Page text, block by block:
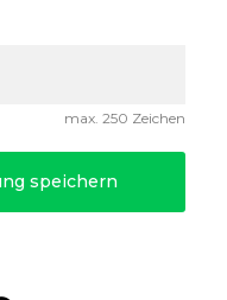
max. 250 Zeichen
speichern